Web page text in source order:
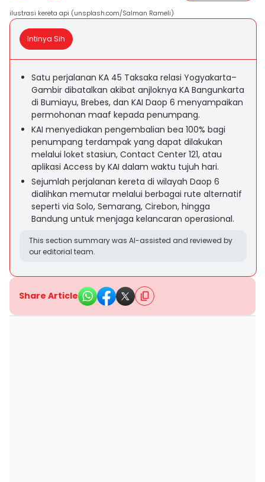
ilustrasi kereta api (unsplash.com/Salman Rameli)
Intinya Sih
Satu perjalanan KA 45 Taksaka relasi Yogyakarta–
Gambir dibatalkan akibat anjloknya KA Bangunkarta
di Bumiayu, Brebes, dan KAI Daop 6 menyampaikan
permohonan maaf kepada penumpang.
KAI menyediakan pengembalian bea 100% bagi
penumpang terdampak yang dapat dilakukan
melalui loket stasiun, Contact Center 121, atau
aplikasi Access by KAI dalam waktu tujuh hari.
Sejumlah perjalanan kereta di wilayah Daop 6
dialihkan memutar melalui berbagai rute alternatif
seperti via Solo, Semarang, Cirebon, hingga
Bandung untuk menjaga kelancaran operasional.
This section summary was AI-assisted and reviewed by
our editorial team.
Share Article